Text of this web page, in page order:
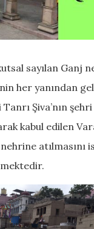
sayılan Ganj
her yanından
Şiva’nın
kabul edilen